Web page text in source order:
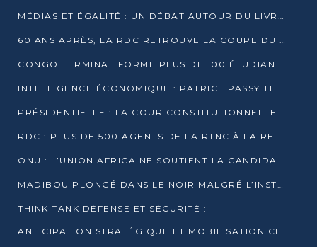
MÉDIAS ET ÉGALITÉ : UN DÉBAT AUTOUR DU LIVRE « CES FEMMES QUI REPRENNENT LE POUVOIR SUR LEUR VIE »
60 ANS APRÈS, LA RDC RETROUVE LA COUPE DU MONDE
CONGO TERMINAL FORME PLUS DE 100 ÉTUDIANTS AUX TECHNIQUES D’EMBAUCHE
INTELLIGENCE ÉCONOMIQUE : PATRICE PASSY THÉORISE UNE STRATÉGIE ADAPTÉE AUX CONTEXTES FRAGMENTÉS
PRÉSIDENTIELLE : LA COUR CONSTITUTIONNELLE CONFIRME LA VICTOIRE DE SASSOU NGUESSO AVEC 94,90 % DES SUFFRAGES
RDC : PLUS DE 500 AGENTS DE LA RTNC À LA RETRAITE, UNE PAGE SE TOURNE
ONU : L’UNION AFRICAINE SOUTIENT LA CANDIDATURE DE MACKY SALL
MADIBOU PLONGÉ DANS LE NOIR MALGRÉ L’INSTALLATION D’UN NOUVEAU TRANSFORMATEUR
THINK TANK DÉFENSE ET SÉCURITÉ :
ANTICIPATION STRATÉGIQUE ET MOBILISATION CITOYENNE POUR NOTRE SOUVERAINETÉ NATIONALE